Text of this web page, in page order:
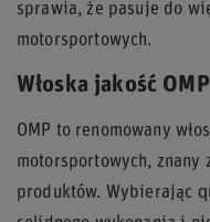
sprawia, że pasuje do
motorsportowych.
Włoska jakość OMP
OMP to renomowany
motorsportowych,
produktów. Wybierając